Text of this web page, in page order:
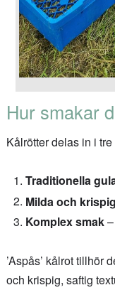
Hur smakar
Kålrötter delas in i
Traditionella
Milda och
Komplex smak
’Aspås’ kålrot tillhör
och krispig, saftig